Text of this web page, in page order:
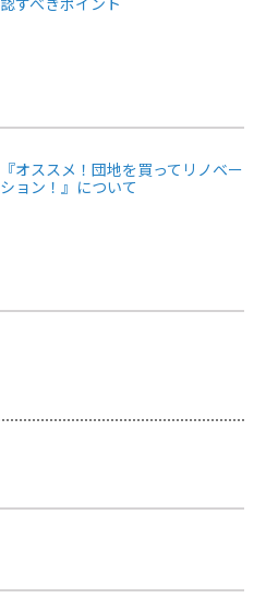
『オススメ！団地を買ってリノベー
ション！』について